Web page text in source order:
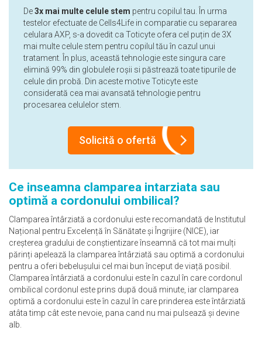
De3x mai multe celule stem pentru copilul tau. În urma
testelor efectuate de Cells4Life in comparatie cu separarea
celulara AXP, s-a dovedit ca Toticyte ofera cel puțin de 3X
mai multe celule stem pentru copilul tău în cazul unui
tratament. În plus, această tehnologie este singura care
elimină 99% din globulele roșii si păstrează toate tipurile de
celule din probă. Din aceste motive Toticyte este
considerată cea mai avansată tehnologie pentru
procesarea celulelor stem.
Solicită o ofertă
Ce inseamna clamparea intarziata sau
optimă a cordonului ombilical?
Clamparea întârziată a cordonului este recomandată de Institutul
Național pentru Excelență în Sănătate și Îngrijire (NICE), iar
creșterea gradului de conștientizare înseamnă că tot mai mulți
părinți apelează la clamparea întârziată sau optimă a cordonului
pentru a oferi bebelușului cel mai bun început de viață posibil.
Clamparea întârziată a cordonului este în cazul în care cordonul
ombilical cordonul este prins după două minute, iar clamparea
optimă a cordonului este în cazul în care prinderea este întârziată
atâta timp cât este nevoie, pana cand nu mai pulsează și devine
alb.